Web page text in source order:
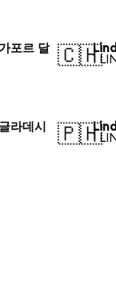
포르 달
🇨🇭
1
라데시
🇵🇭
1